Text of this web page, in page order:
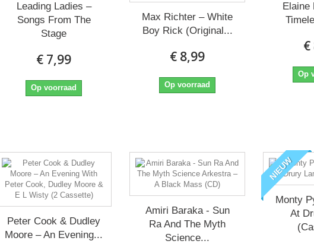
Leading Ladies ‎–
Songs From The
Stage
€ 7,99
Op voorraad
Max Richter – White
Boy Rick (Original...
€ 8,99
Op voorraad
Elaine
€
Op
Peter Cook & Dudley
Moore ‎– An Evening...
Amiri Baraka - Sun
Ra And The Myth
Science...
NIEUW
Monty
At